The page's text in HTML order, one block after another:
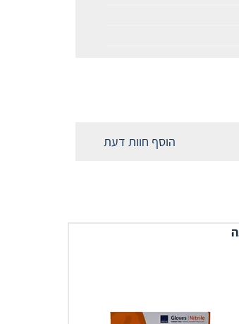
הוסף חוות דעת